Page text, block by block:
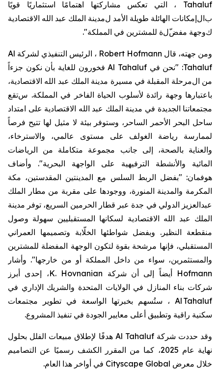
Tahaluf ، التي تعكس مشاركتها اهتمامًا استثماريًا
قويًا
بالإمكانات الهائلة طويلة الأمد لمدينة الملك عبد الله الاقتصادية
كوجهة مفضلة للمشترين في المملكة".
ومن جهته، قال Robert Hofmann ، الرئيس التنفيذي لشركة Al
Tahaluf
: "نحن في Al Tahaluf فخورون للغاية بأن نكون جزءاً
من المرحلة المقبلة في مسيرة مدينة الملك عبد الله الاقتصادية،
باعتبارها وجهة رائدة لأسلوب الحياة الفاخر في المملكة. ستقع
مجتمعاتنا الجديدة في مدينة الملك عبد الله الاقتصادية على امتداد
ساحل البحر الأحمر الساحر، وستوفر بيئة لا مثيل لها تتيح فرصاً
لممارسة
رياضة الغولف على مستوى عالمي،
والاسترخاء،
والعناية بالصحة، إلى جانب مجموعة متكاملة من الرياضات
المائية
والأنشطة الترفيهية على الواجهة البحرية."
وأضاف
هوفمان: "بفضل الربط السلس مع المدينتين المقدستين، مكة
المكرمة والمدينة المنورة، ووجودها على مقربة من مطار الملك
عبدالعزيز الدولي في جدة عبر قطار الحرمين السريع، توفر مدينة
الملك عبد الله الاقتصادية لسكانها المستقبليين سهولة وصول
منقطعة النظير . وبفضل شواطئها الخلّابة وتصميمها العمراني
المستقبلي، فإنها مرشحة بقوة لتكون الوجهة المفضلة للمشترين
والمستثمرين، سواء من داخل المملكة أو من خارجها." وأشار
Hofmann أيضاً إلى أن شركة K. Hovnanian، إحدى أبرز
شركات بناء المنازل في الولايات المتحدة والشريك الإداري في
Al Tahaluf ، ستُسهم بخبرتها الواسعة في تطوير
مجتمعات
سكنية راقية وتطبيق أعلى معايير الجودة في تنفيذ المشروع.
وقد حددت شركة Al Tahaluf هدفًا لإطلاق مبيعات الفلل بحلول
نهاية عام ، كما من المقرر الكشف رسميًا عن التصاميم
خلال معرض Cityscape Global في أواخر هذا العام.